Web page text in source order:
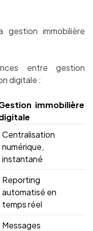
gestion immobilière
entre gestion
digitale :
immobilière
Centralisation
numérique,
instantané
Reporting
automatisé en
temps réel
Messages